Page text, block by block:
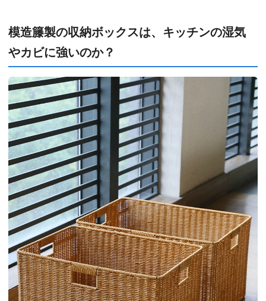
模造籐製の収納ボックスは、キッチンの湿気
やカビに強いのか？